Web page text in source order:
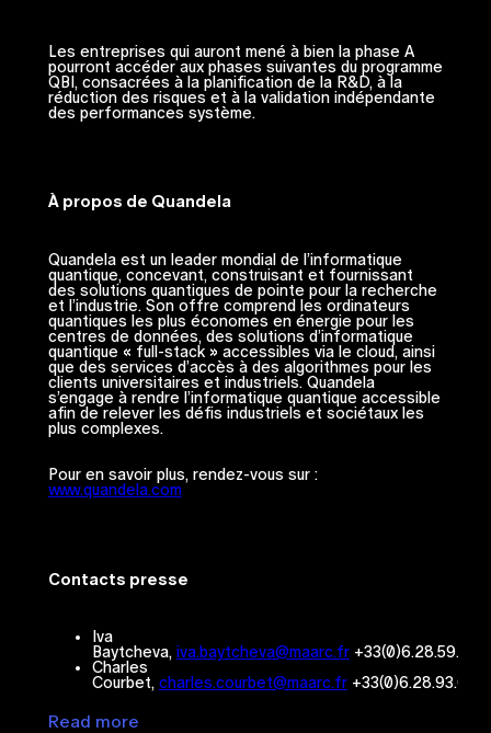
Les entreprises qui auront mené à bien la phase A
pourront accéder aux phases suivantes du programme
QBI, consacrées à la planification de la R&D, à la
réduction des risques et à la validation indépendante
des performances système.
À propos de Quandela
Quandela est un leader mondial de l’informatique
quantique, concevant, construisant et fournissant
des solutions quantiques de pointe pour la recherche
et l’industrie. Son offre comprend les ordinateurs
quantiques les plus économes en énergie pour les
centres de données, des solutions d’informatique
quantique « full-stack » accessibles via le cloud, ainsi
que des services d’accès à des algorithmes pour les
clients universitaires et industriels. Quandela
s’engage à rendre l’informatique quantique accessible
afin de relever les défis industriels et sociétaux les
plus complexes.
Pour en savoir plus, rendez-vous sur :
www.quandela.com
Contacts presse
Iva
Baytcheva, iva.baytcheva@maarc.fr
Charles
Courbet, charles.courbet@maarc.fr
Read more